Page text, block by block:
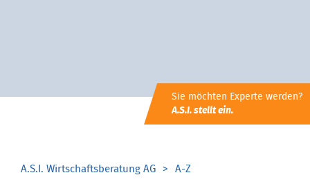
Sie möchten Experte werden?
A.S.I. stellt ein.
A.S.I. Wirtschaftsberatung AG A-Z